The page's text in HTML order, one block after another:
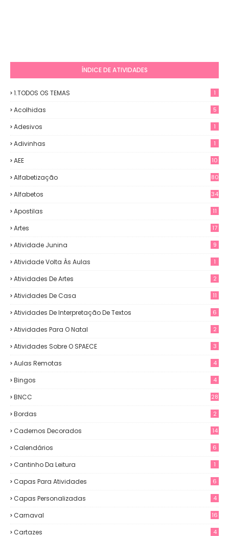
ÍNDICE DE ATIVIDADES
1.TODOS OS TEMAS 1
Acolhidas 5
Adesivos 1
Adivinhas 1
AEE 10
Alfabetização 80
Alfabetos 34
Apostilas 11
Artes 17
Atividade Junina 9
Atividade Volta Às Aulas 1
Atividades De Artes 2
Atividades De Casa 11
Atividades De Interpretação De Textos 6
Atividades Para O Natal 2
Atividades Sobre O SPAECE 3
Aulas Remotas 4
Bingos 4
BNCC 28
Bordas 2
Cadernos Decorados 14
Calendários 6
Cantinho Da Leitura 1
Capas Para Atividades 6
Capas Personalizadas 4
Carnaval 16
Cartazes 4